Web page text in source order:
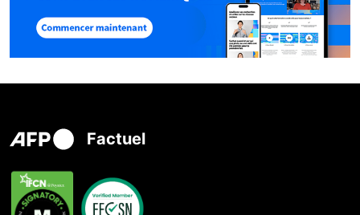
Factuel